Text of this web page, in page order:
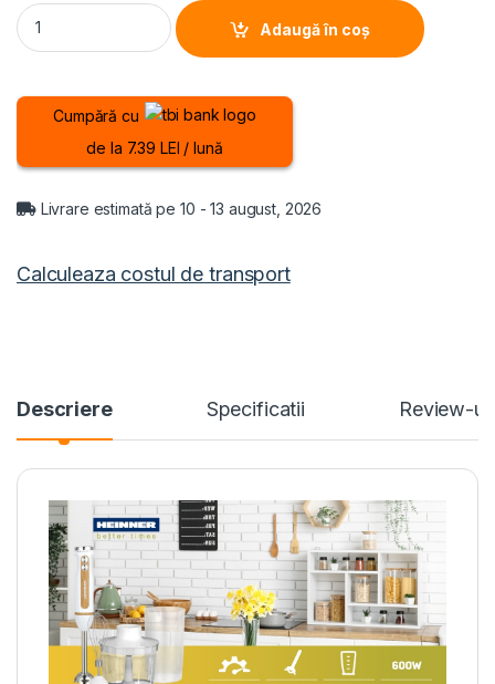
BLENDER DE MANA HEINNER BESTMIX HB-DC600WH,
Adaugă în coș
Cumpără cu
de la 7.39 LEI / lună
Livrare estimată pe 10 - 13 august, 2026
Calculeaza costul de transport
Descriere Specificatii Review-uri